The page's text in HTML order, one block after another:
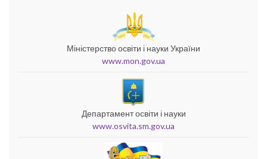
Міністерство освіти і науки України
www.mon.gov.ua
Департамент освіти і науки
www.osvita.sm.gov.ua